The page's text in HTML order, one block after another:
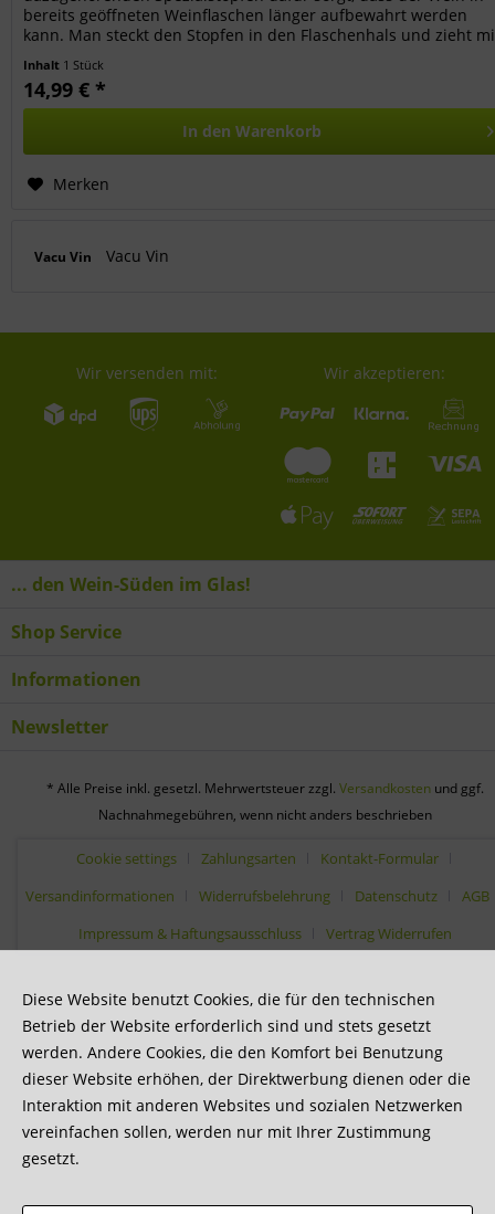
bereits geöffneten Weinflaschen länger aufbewahrt werden
kann. Man steckt den Stopfen in den Flaschenhals und zieht
Inhalt 1 Stück
14,99 € *
In den Warenkorb
Merken
Vacu Vin Vacu Vin
Wir versenden mit: Wir akzeptieren:
... den Wein-Süden im Glas!
Shop Service
Informationen
Newsletter
* Alle Preise inkl. gesetzl. Mehrwertsteuer zzgl. Versandkosten und ggf.
Nachnahmegebühren, wenn nicht anders beschrieben
Cookie settings Zahlungsarten
Kontakt-Formular
Versandinformationen
Widerrufsbelehrung Datenschutz
AGB
Impressum & Haftungsausschluss
Vertrag Widerrufen
Diese Website benutzt Cookies, die für den technischen
Betrieb der Website erforderlich sind und stets gesetzt
werden. Andere Cookies, die den Komfort bei Benutzung
dieser Website erhöhen, der Direktwerbung dienen oder die
Interaktion mit anderen Websites und sozialen Netzwerken
vereinfachen sollen, werden nur mit Ihrer Zustimmung
gesetzt.